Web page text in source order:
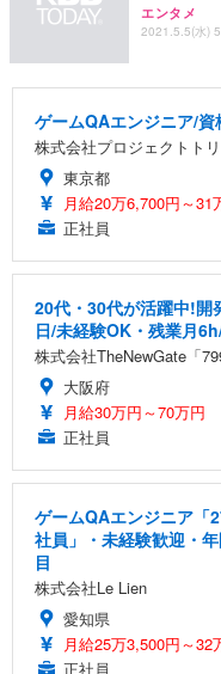
エンタメ
2021.5.5(水)
ゲームQAエンジニア/
株式会社プロジェクトト
東京都
月給20万6,700円～31
正社員
20代・30代が活躍中!開
日/未経験OK・残業月
株式会社TheNewGate「
大阪府
月給30万円～70万円
正社員
ゲームQAエンジニア「
社員」・未経験歓迎・
目
株式会社Le Lien
愛知県
月給25万3,500円～32
正社員